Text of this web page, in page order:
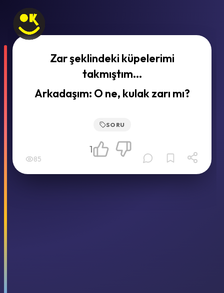
Zar şeklindeki küpelerimi
takmıştım...
Arkadaşım: O ne, kulak zarı mı?
SORU
85
1